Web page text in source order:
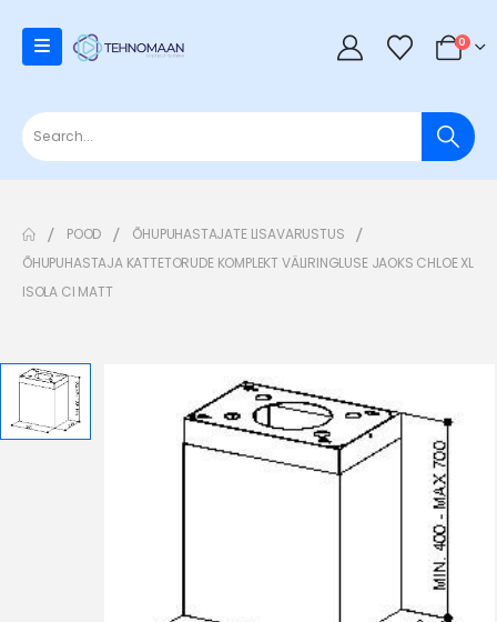
0
POOD
ÕHUPUHASTAJATE LISAVARUSTUS
ÕHUPUHASTAJA KATTETORUDE KOMPLEKT VÄLIRINGLUSE JAOKS CHLOE XL
ISOLA CI MATT